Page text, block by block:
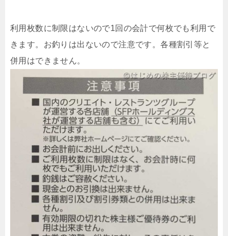
利用枚数に制限はないので1回の会計で何枚でも利用で
きます。お釣りは出ないので注意です。各種割引等と
併用はできません。